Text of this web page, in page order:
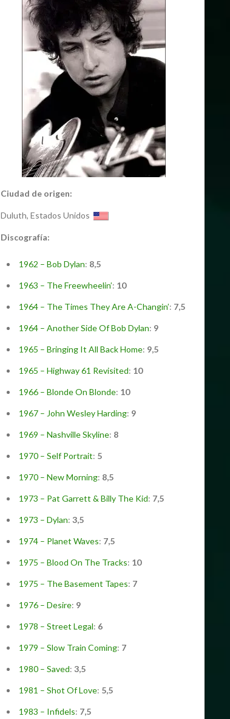
Ciudad de origen:
Duluth, Estados Unidos
Discografía:
1962 – Bob Dylan: 8,5
1963 – The Freewheelin’: 10
1964 – The Times They Are A-Changin’: 7,5
1964 – Another Side Of Bob Dylan: 9
1965 – Bringing It All Back Home: 9,5
1965 – Highway 61 Revisited: 10
1966 – Blonde On Blonde: 10
1967 – John Wesley Harding: 9
1969 – Nashville Skyline: 8
1970 – Self Portrait: 5
1970 – New Morning: 8,5
1973 – Pat Garrett & Billy The Kid: 7,5
1973 – Dylan: 3,5
1974 – Planet Waves: 7,5
1975 – Blood On The Tracks: 10
1975 – The Basement Tapes: 7
1976 – Desire: 9
1978 – Street Legal: 6
1979 – Slow Train Coming: 7
1980 – Saved: 3,5
1981 – Shot Of Love: 5,5
1983 – Infidels: 7,5